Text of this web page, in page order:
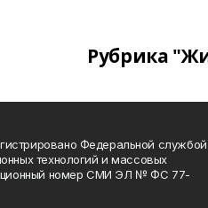
Рубрика
Федеральной службой
технологий и массовых
номер СМИ ЭЛ № ФС 77-